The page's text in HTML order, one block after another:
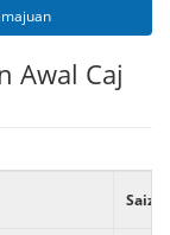
Awal Caj
Saiz